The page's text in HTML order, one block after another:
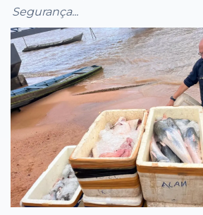
Segurança...